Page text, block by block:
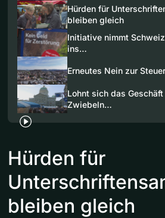
Hürden für
bleiben gleich
Initiative nimmt
ins…
Erneutes Nein zur
Lohnt sich das
Zwiebeln…
Hürden für
bleiben gleich